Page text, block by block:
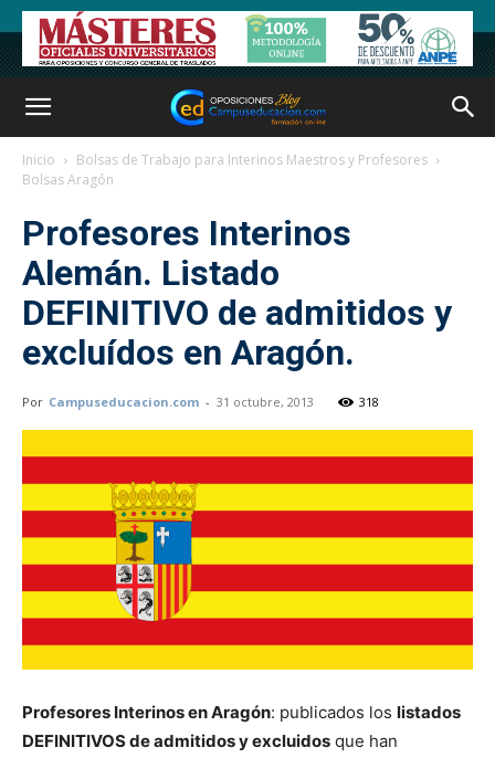
Inicio
Bolsas de Trabajo para Interinos Maestros y Profesores
Bolsas Aragón
Profesores Interinos
Alemán. Listado
DEFINITIVO de admitidos y
excluídos en Aragón.
Por Campuseducacion.com - 31 octubre, 2013 318
Profesores Interinos en Aragón: publicados los listados
DEFINITIVOS de admitidos y excluidos que han